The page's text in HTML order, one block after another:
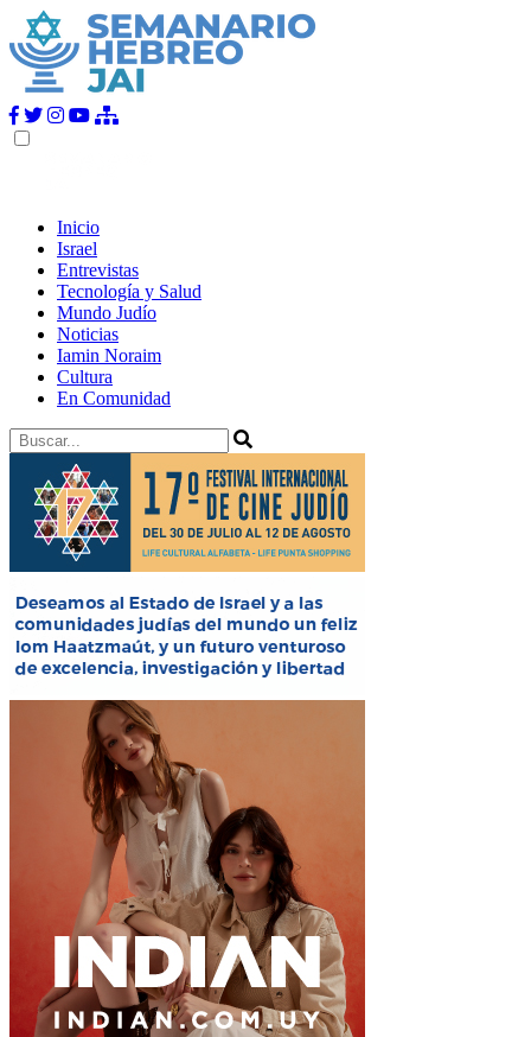
Inicio
Israel
Entrevistas
Tecnología y Salud
Mundo Judío
Noticias
Iamin Noraim
Cultura
En Comunidad